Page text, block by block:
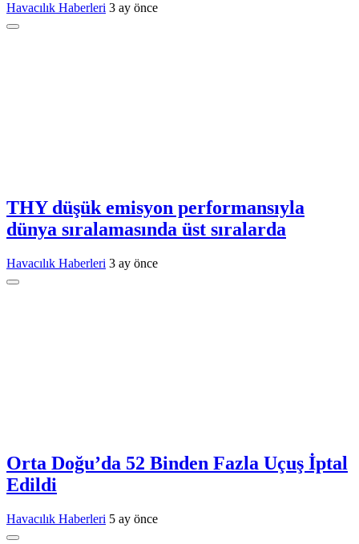
Havacılık Haberleri 3 ay önce
THY düşük emisyon performansıyla
dünya sıralamasında üst sıralarda
Havacılık Haberleri 3 ay önce
Orta Doğu’da 52 Binden Fazla Uçuş İptal
Edildi
Havacılık Haberleri 5 ay önce